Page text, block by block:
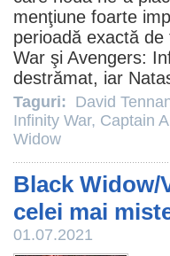
menţiune foarte
perioadă exactă
War şi Avengers:
destrămat, iar
Taguri: David
Infinity War, Captain
Widow
Black Widow/
celei mai
01.07.2021